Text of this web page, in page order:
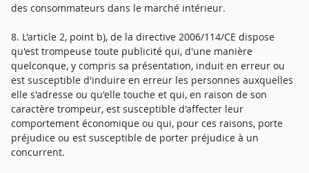
des consommateurs dans le marché intérieur.
8. L'article 2, point b), de la directive 2006/114/CE dispose
qu'est trompeuse toute publicité qui, d'une manière
quelconque, y compris sa présentation, induit en erreur ou
est susceptible d'induire en erreur les personnes auxquelles
elle s'adresse ou qu'elle touche et qui, en raison de son
caractère trompeur, est susceptible d'affecter leur
comportement économique ou qui, pour ces raisons, porte
préjudice ou est susceptible de porter préjudice à un
concurrent.